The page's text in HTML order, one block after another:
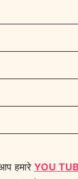
हमारे YOU